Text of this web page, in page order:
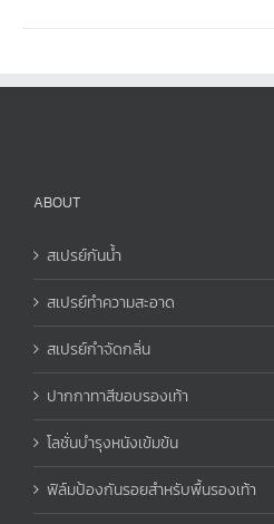
ABOUT
สเปรย์กันน้ำ
สเปรย์ทำความสะอาด
สเปรย์กำจัดกลิ่น
ปากกาทาสีขอบรองเท้า
โลชั่นบำรุงหนังเข้มข้น
ฟิล์มป้องกันรอยสำหรับพื้นรองเท้า